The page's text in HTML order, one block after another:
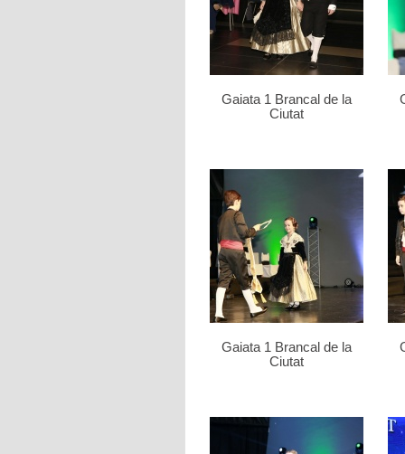
Gaiata 1 Brancal de la
Ciutat
Gaiata 1 Brancal de la
Ciutat